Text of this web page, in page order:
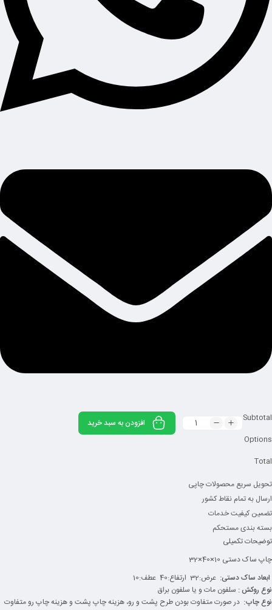
Subtotal
Options
Total
افزودن به سبد خرید
تحویل سریع محصولات چاپی
ارسال به تمام نقاط کشور
تضمین کیفیت خدمات
بسته بندی مستحکم
توضیحات تکمیلی
چاپ ساک دستی 10×40×32
ابعاد ساک دستی: عرض:32 ارتفاع:40 عطف:10
نوع روکش : سلفون مات و یا سلفون براق
نوع چاپ: در صورت متفاوت بودن طرح پشت و رو، هزینه چاپ پشت و هزینه چاپ رو متفاوت